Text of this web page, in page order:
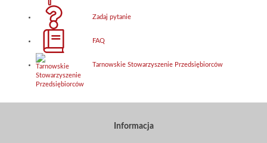
Zadaj pytanie
FAQ
Tarnowskie Stowarzyszenie Przedsiębiorców
Informacja